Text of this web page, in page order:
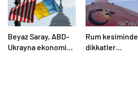
Beyaz Saray, ABD-
Ukrayna ekonomik
Rum kesiminde
dikkatler